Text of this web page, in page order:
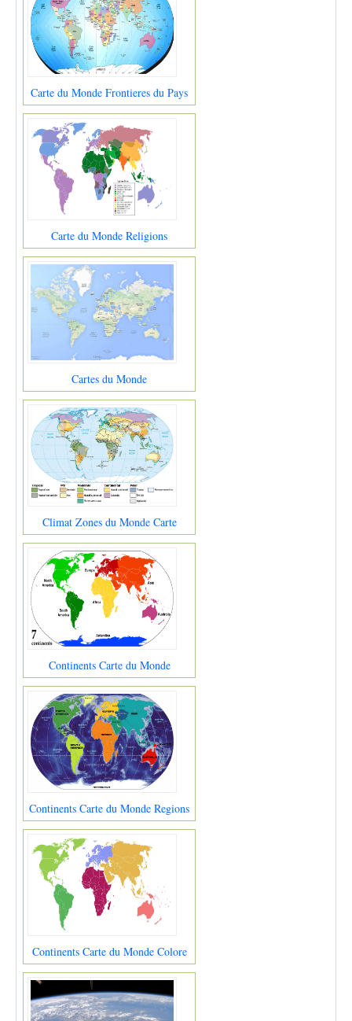
Carte du Monde Frontieres du Pays
Carte du Monde Religions
Cartes du Monde
Climat Zones du Monde Carte
Continents Carte du Monde
Continents Carte du Monde Regions
Continents Carte du Monde Colore